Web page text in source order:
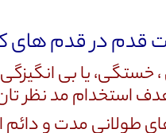
خستگی، یا بی
استخدام مد نظر
طولانی مدت و